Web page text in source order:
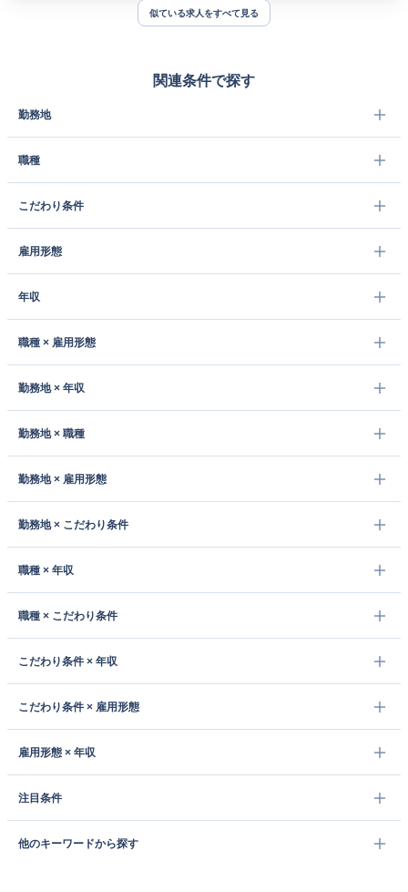
似ている求人をすべて見る
関連条件で探す
勤務地
職種
こだわり条件
雇用形態
年収
職種 × 雇用形態
勤務地 × 年収
勤務地 × 職種
勤務地 × 雇用形態
勤務地 × こだわり条件
職種 × 年収
職種 × こだわり条件
こだわり条件 × 年収
こだわり条件 × 雇用形態
雇用形態 × 年収
注目条件
他のキーワードから探す